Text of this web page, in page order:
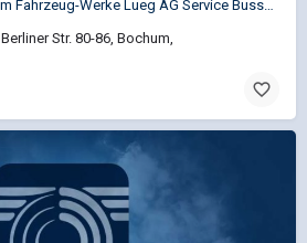
OMNIplus BusPort Bochum Fahrzeug-Werke Lueg AG Service Busspezifische Reparaturen für die Marken…
Berliner Str. 80-86, Bochum,